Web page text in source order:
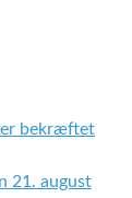
bekræftet
21. august